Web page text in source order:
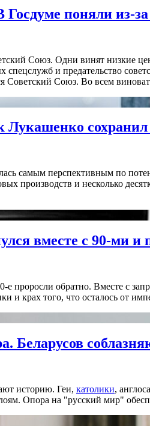
поняли из-
Союз. Одни винят низкие
и предательство
Советский Союз. Во всем
Лукашенко
самым перспективным по
производств и несколько
вместе с 90-ми и
проросли обратно. Вместе с
и крах того, что осталось от
историю. Геи, католики,
Опора на "русский мир"